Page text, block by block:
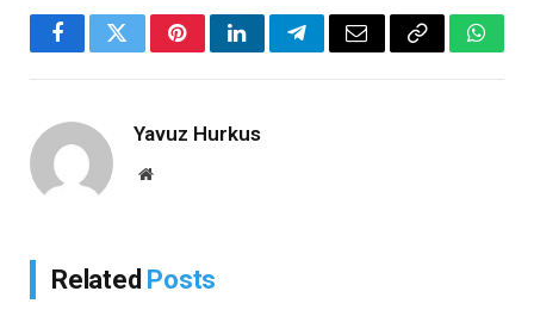
FacebookTwitterPinterestLinkedInTelegramEmail Copy
Yavuz Hurkus
Website
Related Posts